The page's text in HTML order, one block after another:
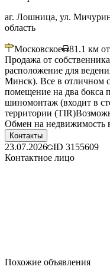
аг. Лошница, ул.
область
Московское 81.1 км
Продажа от
расположение для
Минск). Все в отличном
помещение на два бокса
шиномонтаж (входит в
территории
Обмен на недвижимость
Контакты
23.07.2026 ID 3155609
Контактное лицо
Похожие объявления